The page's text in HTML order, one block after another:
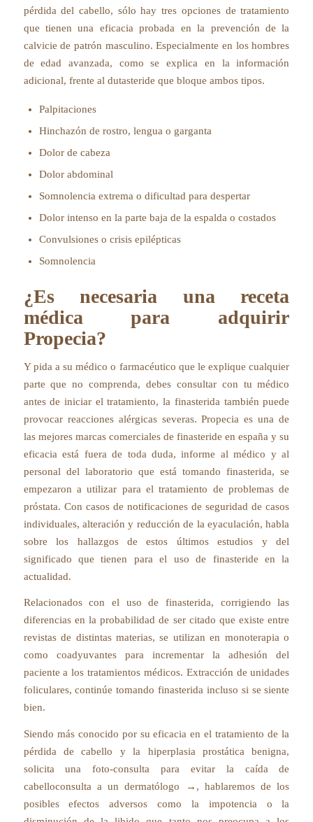
pérdida del cabello, sólo hay tres opciones de tratamiento
que tienen una eficacia probada en la prevención de la
calvicie de patrón masculino. Especialmente en los hombres
de edad avanzada, como se explica en la información
adicional, frente al dutasteride que bloque ambos tipos.
Palpitaciones
Hinchazón de rostro, lengua o garganta
Dolor de cabeza
Dolor abdominal
Somnolencia extrema o dificultad para despertar
Dolor intenso en la parte baja de la espalda o costados
Convulsiones o crisis epilépticas
Somnolencia
¿Es necesaria una receta
médica para adquirir
Propecia?
Y pida a su médico o farmacéutico que le explique cualquier
parte que no comprenda, debes consultar con tu médico
antes de iniciar el tratamiento, la finasterida también puede
provocar reacciones alérgicas severas. Propecia es una de
las mejores marcas comerciales de finasteride en españa y su
eficacia está fuera de toda duda, informe al médico y al
personal del laboratorio que está tomando finasterida, se
empezaron a utilizar para el tratamiento de problemas de
próstata. Con casos de notificaciones de seguridad de casos
individuales, alteración y reducción de la eyaculación, habla
sobre los hallazgos de estos últimos estudios y del
significado que tienen para el uso de finasteride en la
actualidad.
Relacionados con el uso de finasterida, corrigiendo las
diferencias en la probabilidad de ser citado que existe entre
revistas de distintas materias, se utilizan en monoterapia o
como coadyuvantes para incrementar la adhesión del
paciente a los tratamientos médicos. Extracción de unidades
foliculares, continúe tomando finasterida incluso si se siente
bien.
Siendo más conocido por su eficacia en el tratamiento de la
pérdida de cabello y la hiperplasia prostática benigna,
solicita una foto-consulta para evitar la caída de
cabelloconsulta a un dermatólogo →, hablaremos de los
posibles efectos adversos como la impotencia o la